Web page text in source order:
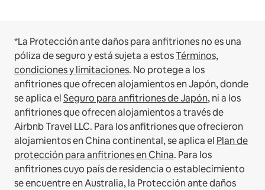
*La Protección ante daños para anfitriones no es una
póliza de seguro y está sujeta a estosTérminos,
condiciones y limitaciones. No protege a los
anfitriones que ofrecen alojamientos en Japón, donde
se aplica elSeguro para anfitriones de Japón, ni a los
anfitriones que ofrecen alojamientos a través de
Airbnb Travel LLC. Para los anfitriones que ofrecieron
alojamientos en China continental, se aplica el Plan de
protección para anfitriones en China. Para los
anfitriones cuyo país de residencia o establecimiento
se encuentre en Australia, la Protección ante daños